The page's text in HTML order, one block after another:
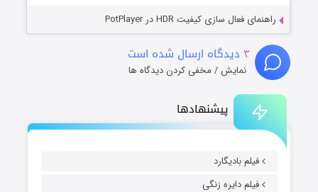
پیشنهادها
فیلم بادیگارد
فیلم دایره زنگی
راهنمای فعال سازی کیفیت HDR در PotPlayer
۳ دیدگاه ارسال شده است
نمایش / مخفی کردن دیدگاه ها